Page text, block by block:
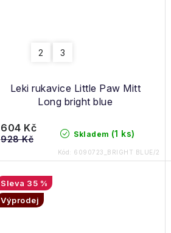
Leki rukavice Little Paw Mitt
Long bright blue
2 3
Skladem (1 ks)
604 Kč
928 Kč
Kód: 6090723_BRIGHT BLUE/2
35 %
Výprodej